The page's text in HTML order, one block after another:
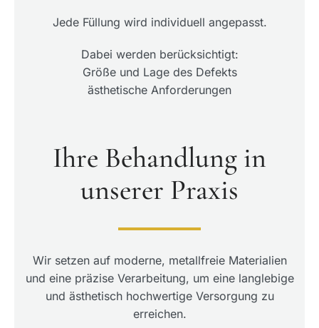
Jede Füllung wird individuell angepasst.
Dabei werden berücksichtigt:
Größe und Lage des Defekts
ästhetische Anforderungen
Ihre Behandlung in
unserer Praxis
Wir setzen auf moderne, metallfreie Materialien
und eine präzise Verarbeitung, um eine langlebige
und ästhetisch hochwertige Versorgung zu
erreichen.